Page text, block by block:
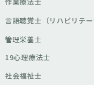
言語聴覚士（リハビリテー
管理栄養士
19心理療法士
社会福祉士